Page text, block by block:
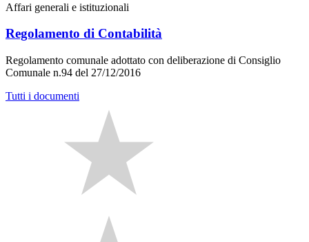
Affari generali e istituzionali
Regolamento di Contabilità
Regolamento comunale adottato con deliberazione di Consiglio
Comunale n.94 del 27/12/2016
Tutti i documenti